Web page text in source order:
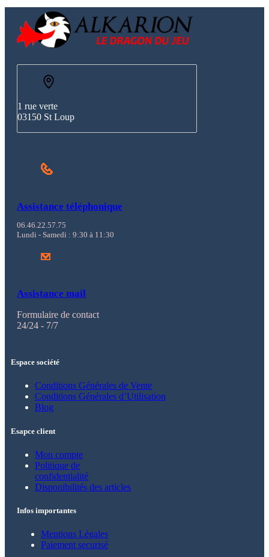
1 rue verte
03150 St Loup
Assistance téléphonique
06.46.22.57.75
Lundi - Samedi : 9:30 à 11:30
Assistance mail
Formulaire de contact
24/24 - 7/7
Espace société
Conditions Générales de Vente
Conditions Générales d’Utilisation
Blog
Esapce client
Mon compte
Politique de
confidentialité
Disponibilités des articles
Infos importantes
Mentions Légales
Paiement securisé